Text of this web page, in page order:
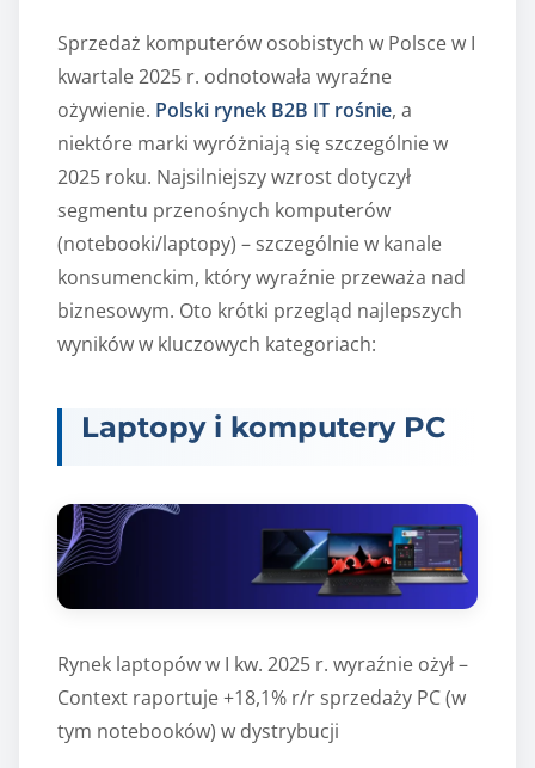
Sprzedaż komputerów osobistych w Polsce w I
kwartale 2025 r. odnotowała wyraźne
ożywienie. Polski rynek B2B IT rośnie, a
niektóre marki wyróżniają się szczególnie w
2025 roku. Najsilniejszy wzrost dotyczył
segmentu przenośnych komputerów
(notebooki/laptopy) – szczególnie w kanale
konsumenckim, który wyraźnie przeważa nad
biznesowym. Oto krótki przegląd najlepszych
wyników w kluczowych kategoriach:
Laptopy i komputery PC
Rynek laptopów w I kw. 2025 r. wyraźnie ożył –
Context raportuje +18,1% r/r sprzedaży PC (w
tym notebooków) w dystrybucji